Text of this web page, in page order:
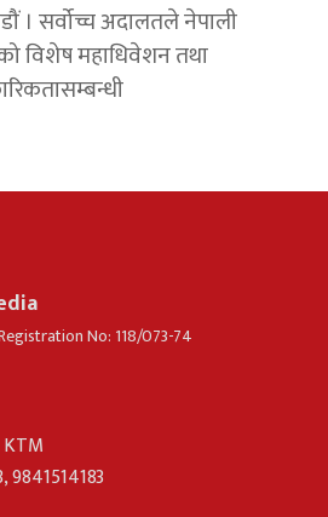
। सर्वोच्च अदालतले नेपाली
विशेष महाधिवेशन तथा
No: 118/073-74